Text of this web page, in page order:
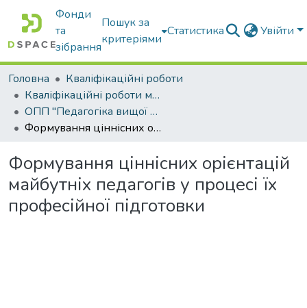
Фонди
та
зібрання
Пошук за
критеріями
Статистика Увійти
Головна
Кваліфікаційні роботи
Кваліфікаційні роботи магістрів
ОПП "Педагогіка вищої школи"
Формування ціннісних орієнтацій майбутніх педагогів у процесі їх професійної підготовки
Формування ціннісних орієнтацій
майбутніх педагогів у процесі їх
професійної підготовки